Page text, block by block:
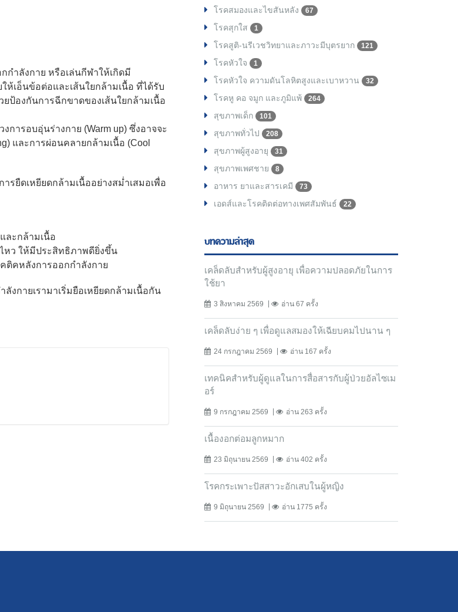
กำลังกาย หรือเล่นกีฬาให้เกิดมี
ห้เอ็นข้อต่อและเส้นใยกล้ามเนื้อ ที่ได้รับ
ป้องกันการฉีกขาดของเส้นใยกล้ามเนื้อ
รอบอุ่นร่างกาย (Warm up) ซึ่งอาจจะ
และการผ่อนคลายกล้ามเนื้อ (Cool
ดเหยียดกล้ามเนื้ออย่างสม่ำเสมอเพื่อ
ละกล้ามเนื้อ
หว ให้มีประสิทธิภาพดียิ่งขึ้น
ติคหลังการออกกำลังกาย
ายเรามาเริ่มยือเหยียดกล้ามเนื้อกัน
โรคสมองและไขสันหลัง 67
โรคสุกใส 1
โรคสูติ-นรีเวชวิทยาและภาวะมีบุตรยาก 121
โรคหัวใจ 1
โรคหัวใจ ความดันโลหิตสูงและเบาหวาน 32
โรคหู คอ จมูก และภูมิแพ้ 264
สุขภาพเด็ก 101
สุขภาพทั่วไป 208
สุขภาพผู้สูงอายุ 31
สุขภาพเพศชาย 8
อาหาร ยาและสารเคมี 73
เอดส์และโรคติดต่อทางเพศสัมพันธ์ 22
บทความล่าสุด
เคล็ดลับสำหรับผู้สูงอายุ เพื่อความปลอดภัยในการ
ใช้ยา
3 สิงหาคม 2569 อ่าน 67 ครั้ง
เคล็ดลับง่าย ๆ เพื่อดูแลสมองให้เฉียบคมไปนาน ๆ
24 กรกฎาคม 2569 อ่าน 167 ครั้ง
เทคนิคสำหรับผู้ดูแลในการสื่อสารกับผู้ป่วยอัลไซเม
อร์
9 กรกฎาคม 2569 อ่าน 263 ครั้ง
เนื้องอกต่อมลูกหมาก
23 มิถุนายน 2569 อ่าน 402 ครั้ง
โรคกระเพาะปัสสาวะอักเสบในผู้หญิง
9 มิถุนายน 2569 อ่าน 1775 ครั้ง